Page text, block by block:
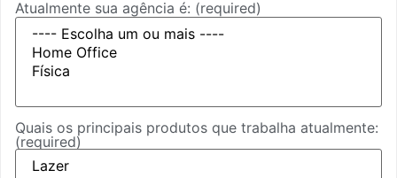
Atualmente sua agência é: (required)
Quais os principais produtos que trabalha atualmente:
(required)